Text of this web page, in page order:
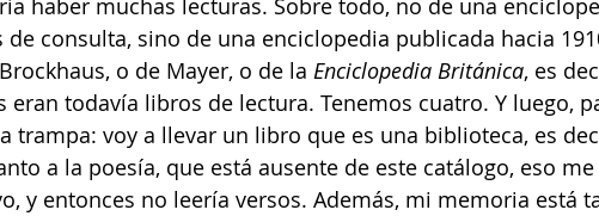
haber muchas lecturas. Sobre todo, no de una
consulta, sino de una enciclopedia publicada hacia
o de Mayer, o de la Enciclopedia Británica, es
eran todavía libros de lectura. Tenemos cuatro. Y luego,
trampa: voy a llevar un libro que es una biblioteca, es
a la poesía, que está ausente de este catálogo, eso me
y entonces no leería versos. Además, mi memoria está